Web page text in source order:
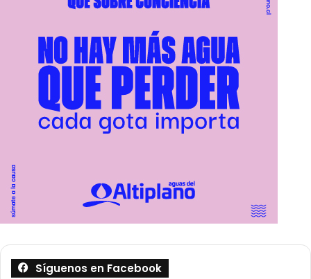
Síguenos en Facebook